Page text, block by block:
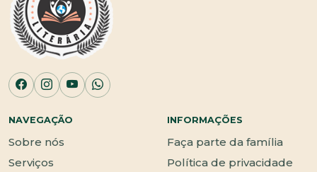
NAVEGAÇÃO
Sobre nós
Serviços
INFORMAÇÕES
Faça parte da família
Política de privacidade